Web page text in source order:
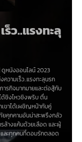
ว..แรงทะลุ
ดูหนังออนไลน์ 2023
วามเร็ว..แรงทะลุนรก
ารกิจมากมายและต่อสู้กับ
ด้ชิงไหวชิงพริบ ตื่น
ขาได้เผชิญหน้ากับคู่
คุกคามอันน่าสะพรึงกลัว
ล้างแค้นด้วยเลือด และผู้
และทุกคนที่ดอมรักตลอด